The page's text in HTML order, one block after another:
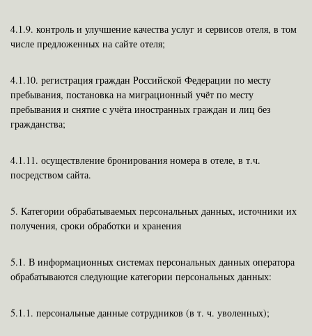
4.1.9. контроль и улучшение качества услуг и сервисов отеля, в том
числе предложенных на сайте отеля;
4.1.10. регистрация граждан Российской Федерации по месту
пребывания, постановка на миграционный учёт по месту
пребывания и снятие с учёта иностранных граждан и лиц без
гражданства;
4.1.11. осуществление бронирования номера в отеле, в т.ч.
посредством сайта.
5. Категории обрабатываемых персональных данных, источники их
получения, сроки обработки и хранения
5.1. В информационных системах персональных данных оператора
обрабатываются следующие категории персональных данных:
5.1.1. персональные данные сотрудников (в т. ч. уволенных);